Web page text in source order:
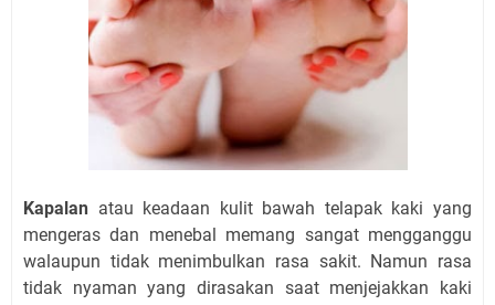
Kapalan atau keadaan kulit bawah telapak kaki yang
mengeras dan menebal memang sangat mengganggu
walaupun tidak menimbulkan rasa sakit. Namun rasa
tidak nyaman yang dirasakan saat menjejakkan kaki